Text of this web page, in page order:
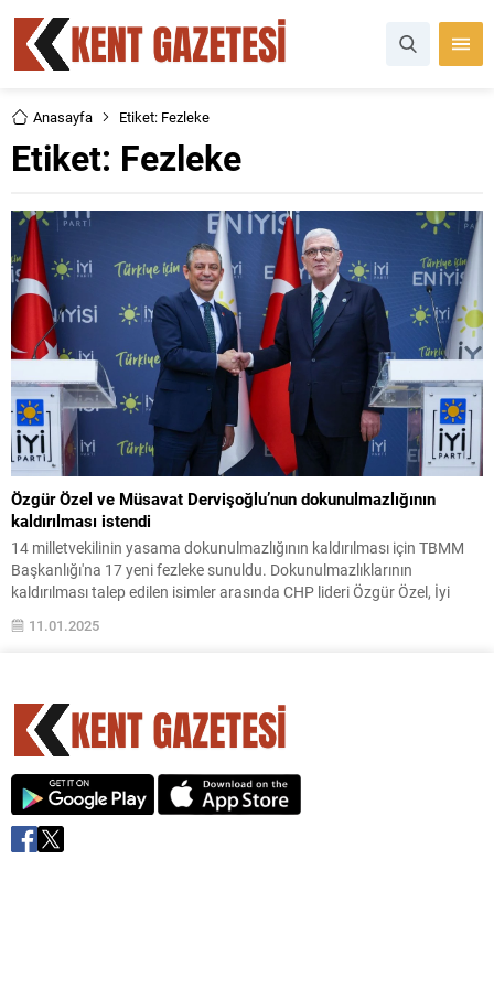
Anasayfa Etiket: Fezleke
Etiket: Fezleke
Özgür Özel ve Müsavat Dervişoğlu’nun dokunulmazlığının
kaldırılması istendi
14 milletvekilinin yasama dokunulmazlığının kaldırılması için TBMM
Başkanlığı'na 17 yeni fezleke sunuldu. Dokunulmazlıklarının
kaldırılması talep edilen isimler arasında CHP lideri Özgür Özel, İyi
11.01.2025